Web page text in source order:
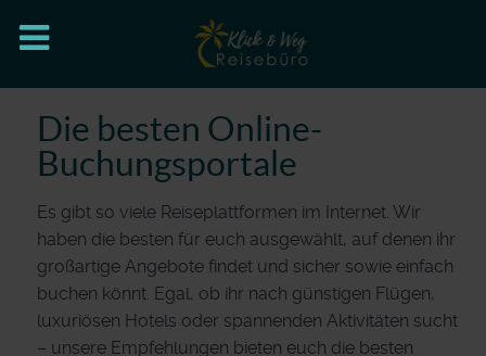
Die besten Online-
Buchungsportale
Es gibt so viele Reiseplattformen im Internet. Wir
haben die besten für euch ausgewählt, auf denen ihr
großartige Angebote findet und sicher sowie einfach
buchen könnt. Egal, ob ihr nach günstigen Flügen,
luxuriösen Hotels oder spannenden Aktivitäten sucht
– unsere Empfehlungen bieten euch die besten